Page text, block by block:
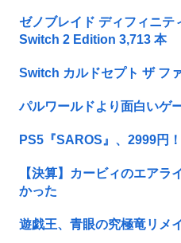
ゼノブレイド ディフィニ
Switch 2 Edition 3,713 本
Switch カルドセプト ザ フ
パルワールドより面白いゲ
PS5『SAROS』、2999円！
【決算】カービィのエアラ
かった
遊戯王、青眼の究極竜リメ